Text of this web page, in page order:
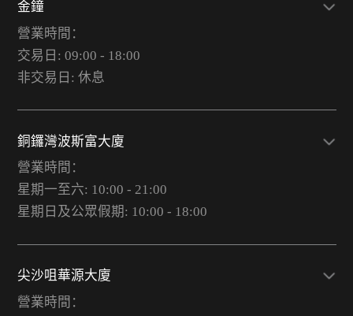
金鐘
營業時間：
交易日: 09:00 - 18:00
非交易日: 休息
銅鑼灣波斯富大廈
營業時間：
星期一至六: 10:00 - 21:00
星期日及公眾假期: 10:00 - 18:00
尖沙咀華源大廈
營業時間：